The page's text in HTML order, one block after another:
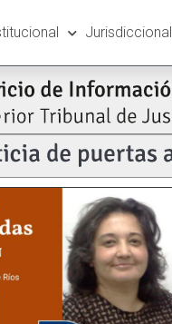
Jurisdiccional